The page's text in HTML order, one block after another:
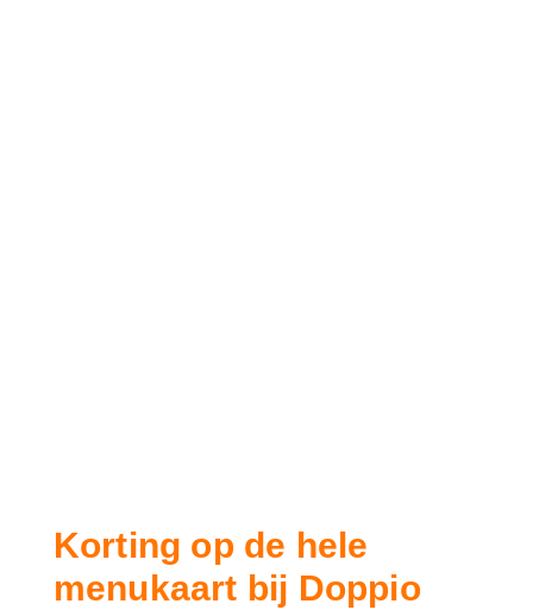
Korting op de hele
menukaart bij Doppio